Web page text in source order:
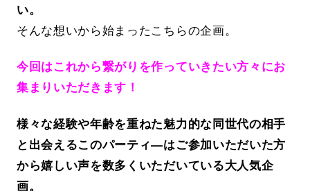
い。
そんな想いから始まったこちらの企画。
今回はこれから繋がりを作っていきたい方々にお
集まりいただきます！
様々な経験や年齢を重ねた魅力的な同世代の相手
と出会えるこのパーティ―はご参加いただいた方
から嬉しい声を数多くいただいている大人気企
画。